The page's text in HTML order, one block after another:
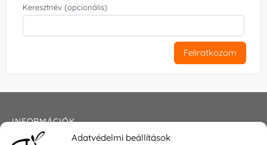
Adatvédelmi beállítások
Keresztnév (opcionális)
Feliratkozom
INFORMÁCIÓK